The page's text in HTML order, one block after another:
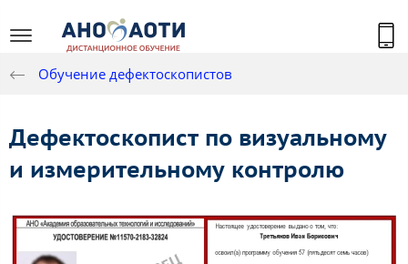
Обучение дефектоскопистов
Дефектоскопист по визуальному
и измерительному контролю